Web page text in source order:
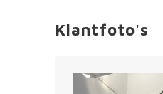
Klantfoto's